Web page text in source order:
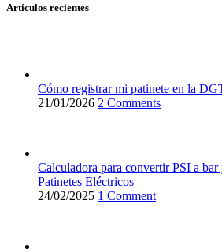
Artículos recientes
Cómo registrar mi patinete en la
21/01/2026 2 Comments
Calculadora para convertir PSI a bar
Patinetes Eléctricos
24/02/2025 1 Comment